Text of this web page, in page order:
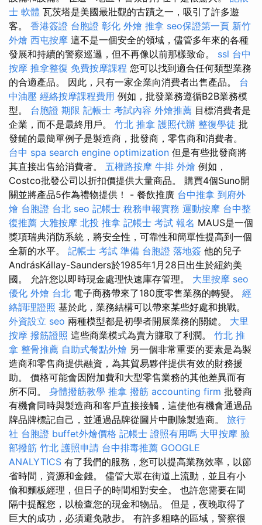
士 軟體 瓦茨塔是美國最壯觀的古蹟之一，吸引了許多遊
客。 香港簽證 台胞證 彰化 外燴 推拿 seo保證第一頁 新竹
外燴 西屯按摩 這不是一個安全的領域，儘管多年來的各種
發展和持續的警察巡邏，但不再像以前那樣致命。 ssl 台中
按摩 推拿整復 免費按摩課程 您可以找到適合任何類型業務
的合適產品。 因此，只有一家企業向消費者出售產品。 台
中油壓 經絡按摩課程費用 例如，批發業務遵循B2B業務模
型。 台胞證 期限 記帳士 考試內容 外燴推薦 目標消費者是
企業，而不是最終用戶。 竹北 推拿 護照代辦 整復學徒 批
發鏈的最簡單例子是製造商，批發商，零售商和消費者。
台中 spa search engine optimization 但是有些批發商將
其直接出售給消費者。 五權路按摩 牛排 外燴 例如，
Costco批發公司以折扣價提供大量商品。 購買4個Suno開
關並將產品5作為禮物提供！ - 餐飲推廣 台中推拿 到府外
燴 台胞證 台北 seo 記帳士 稅務申報實務 運動按摩 台中整
復推薦 大雅按摩 北投 推拿 記帳士 考試 報名 MAUS是一個
獎項瑞典消防系統，將安全性，可靠性和簡單性提高到一個
全新的水平。 記帳士 考試 準備 台胞證 落地簽 他的兒子
AndrásKállay-Saunders於1985年1月28日出生於紐約美
國。 允許您以即時現金處理快速庫存管理。 大里按摩 seo
優化 外燴 台北 電子商務帶來了180度零售業務的轉變。 經
絡調理證照 基於此，業務結構可以帶來某些好處和挑戰。
外資設立 seo 兩種模型都是初學者開展業務的關鍵。 大里
按摩 撥筋證照 這些商業模式為賣方賺取了利潤。 竹北 推
拿 整骨推薦 自助式餐點外燴 另一個非常重要的要素是為製
造商和零售商提供融資，為其貿易夥伴提供有效的財務援
助。 價格可能會因附加費和大型零售業務的其他差異而有
所不同。 身體撥筋教學 推拿 撥筋 accounting firm 批發商
有機會同時與製造商和客戶直接接觸，這使他有機會通過品
牌品牌標記自己，並通過品牌從圖片中刪除製造商。 旅行
社 台胞證 buffet外燴價格 記帳士 證照有用嗎 大甲按摩 臉
部撥筋 竹北 護照申請 台中排毒推薦 GOOGLE
ANALYTICS 有了我們的服務，您可以提高業務效率，以節
省時間，資源和金錢。 儘管大眾在街道上流動，並且有小
偷和麵板經理，但日子的時間相對安全。 也許您需要在間
隔中提醒您，以檢查您的現金和物品。 但是，夜晚取得了
巨大的成功，必須避免散步。 有許多粗略的區域，警察很